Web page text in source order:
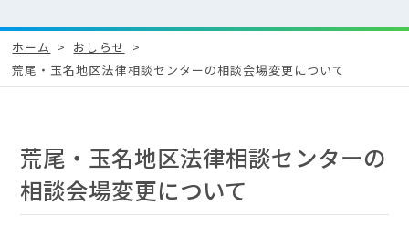
ホーム
おしらせ
荒尾・玉名地区法律相談センターの相談会場変更について
荒尾・玉名地区法律相談センターの
相談会場変更について